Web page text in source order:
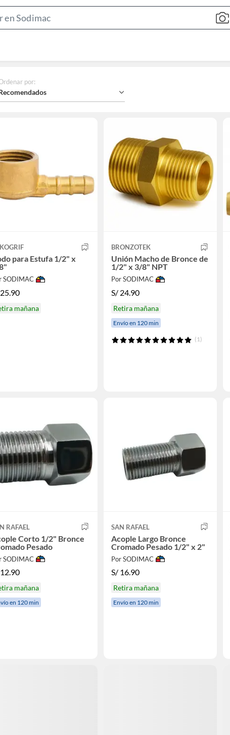
Bar
por:
para Estufa 1/2" x
SODIMAC
25.90
mañana
BRONZOTEK
Unión Macho de Bronce de
1/2" x 3/8" NPT
Por SODIMAC
S/ 24.90
Retira mañana
Envío en 120 min
(1)
RAFAEL
Corto 1/2" Bronce
Pesado
SODIMAC
12.90
mañana
en 120 min
SAN RAFAEL
Acople Largo Bronce
Cromado Pesado 1/2" x 2"
Por SODIMAC
S/ 16.90
Retira mañana
Envío en 120 min